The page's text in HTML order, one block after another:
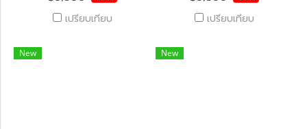
เปรียบเทียบ เปรียบเทียบ
New New